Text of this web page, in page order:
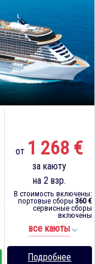
от 1 268 €
за каюту
на 2 взр.
В стоимость включены:
портовые сборы 360 €
сервисные сборы
включены
все каюты
Подробнее